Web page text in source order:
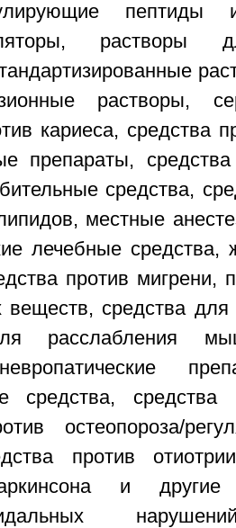
пептиды
растворы
растворы,
кариеса, средства
препараты,
средства,
местные
лечебные средства,
против мигрени,
средства для
расслабления
средства,
остеопороза/
против
и другие